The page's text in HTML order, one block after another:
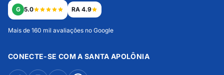
G 5.0 RA 4.9
Mais de 160 mil avaliações no Google
CONECTE-SE COM A SANTA APOLÔNIA